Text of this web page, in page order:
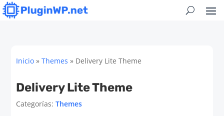
Inicio »Themes » Delivery Lite Theme
Delivery Lite Theme
Categorías:Themes